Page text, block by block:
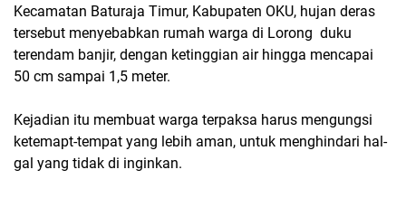
Kecamatan Baturaja Timur, Kabupaten OKU, hujan deras
tersebut menyebabkan rumah warga di Lorong duku
terendam banjir, dengan ketinggian air hingga mencapai
50 cm sampai 1,5 meter.
Kejadian itu membuat warga terpaksa harus mengungsi
ketemapt-tempat yang lebih aman, untuk menghindari hal-
gal yang tidak di inginkan.